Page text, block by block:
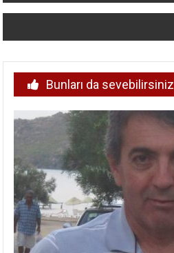
dolaşımı
Bunları da sevebilirsiniz